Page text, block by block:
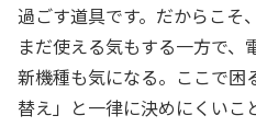
過ごす道具です。だからこそ
まだ使える気もする一方で、
新機種も気になる。ここで困
替え」と一律に決めにくいこ